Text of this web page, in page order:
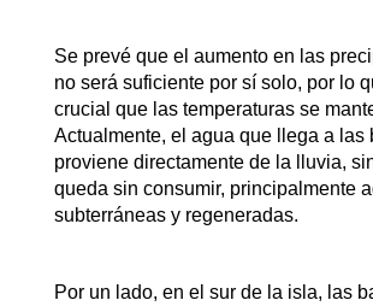
Se prevé que el aumento en las
no será suficiente por sí solo, por lo
crucial que las temperaturas se
Actualmente, el agua que llega a las
proviene directamente de la lluvia,
queda sin consumir, principalmente
subterráneas y regeneradas.
Por un lado, en el sur de la isla, las